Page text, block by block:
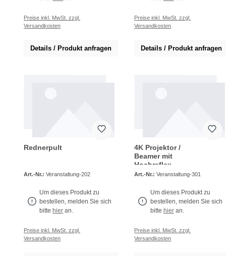
Preise inkl. MwSt. zzgl.
Versandkosten
Details / Produkt anfragen
Preise inkl. MwSt. zzgl.
Versandkosten
Details / Produkt anfragen
Rednerpult
Art.-Nr.:Veranstaltung-202
Um dieses Produkt zu
bestellen, melden Sie sich
bittehier an.
Preise inkl. MwSt. zzgl.
Versandkosten
4K Projektor /
Beamer mit
Hochreflex-
Leinwand
Art.-Nr.:Veranstaltung-301
Um dieses Produkt zu
bestellen, melden Sie sich
bitte hieran.
Preise inkl. MwSt. zzgl.
Versandkosten